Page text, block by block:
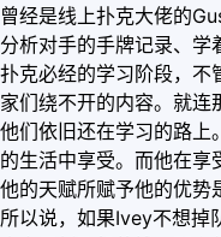
曾经是线上扑克大佬的
分析对手的手牌记录、学
扑克必经的学习阶段，不
家们绕不开的内容。就连
他们依旧还在学习的路
的生活中享受。而他在享
他的天赋所赋予他的优势
所以说，如果Ivey不想掉